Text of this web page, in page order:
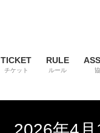
TICKET
チケット
RULE
ルール